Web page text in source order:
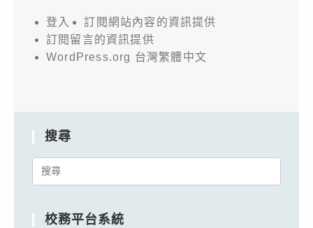
登入
訂閱網站內容的資訊提供
訂閱留言的資訊提供
WordPress.org 台灣繁體中文
搜尋
Search
校務平台系統